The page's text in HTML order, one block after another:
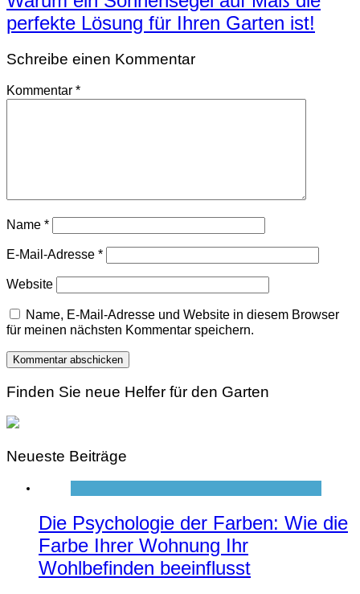
perfekte Lösung für Ihren Garten ist!
Schreibe einen Kommentar
Kommentar *
Name *
E-Mail-Adresse *
Website
Name, E-Mail-Adresse und Website in diesem Browser
für meinen nächsten Kommentar speichern.
Finden Sie neue Helfer für den Garten
Neueste Beiträge
Die Psychologie der Farben: Wie die
Farbe Ihrer Wohnung Ihr
Wohlbefinden beeinflusst